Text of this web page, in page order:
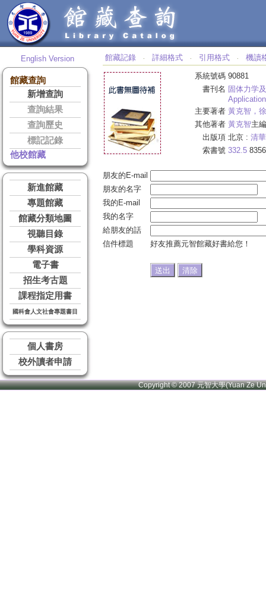
English Version
館藏查詢
新增查詢
查詢結果
查詢歷史
標記記錄
他校館藏
新進館藏
專題館藏
館藏分類地圖
視聽目錄
學科資源
電子書
招生考古題
課程指定用書
國科會人文社會專題書目
個人書房
校外讀者申請
館藏記錄 ‧ 詳細格式 ‧ 引用格式 ‧ 機讀
系統號碼 90881
書刊名 固体力学
主要著者 黃克智，
其他著者 黃克智主
出版項 北京 : 清
索書號 332.5 8356
朋友的E-mail
朋友的名字
我的E-mail
我的名字
給朋友的話
信件標題
好友推薦元智館藏好書給您！
Copyright © 2007 元智大學(Yuan Ze